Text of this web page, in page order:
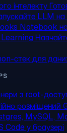
інтелекту
LLM
Notebook
стек для
з root-
розміщений
MySQL,
Code у браузері